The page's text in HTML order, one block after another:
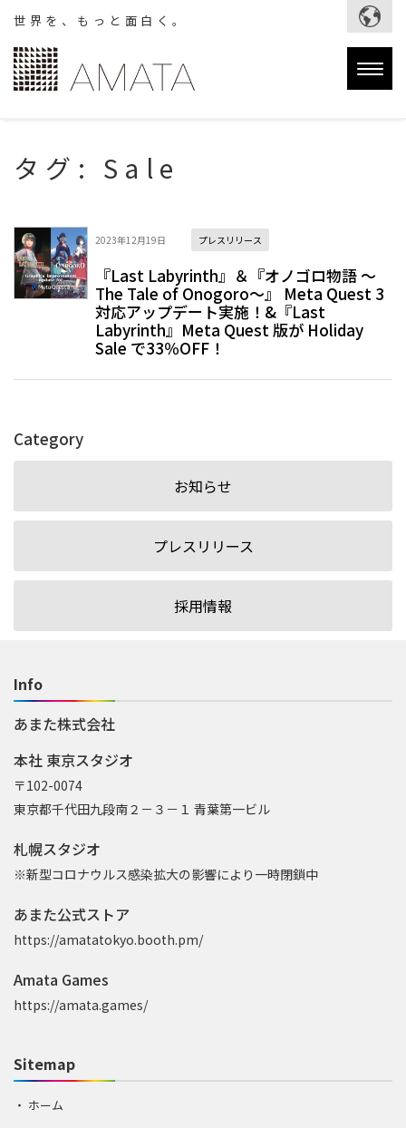
世界を、もっと面白く。
タグ: Sale
2023年12月19日 プレスリリース
『Last Labyrinth』＆『オノゴロ物語 ～
The Tale of Onogoro～』 Meta Quest 3
対応アップデート実施！&『Last
Labyrinth』Meta Quest 版が Holiday
Sale で33％OFF！
Category
お知らせ
プレスリリース
採用情報
Info
あまた株式会社
本社 東京スタジオ
〒102-0074
東京都千代田九段南２－３－１ 青葉第一ビル
札幌スタジオ
※新型コロナウルス感染拡大の影響により一時閉鎖中
あまた公式ストア
https://amatatokyo.booth.pm/
Amata Games
https://amata.games/
Sitemap
ホーム